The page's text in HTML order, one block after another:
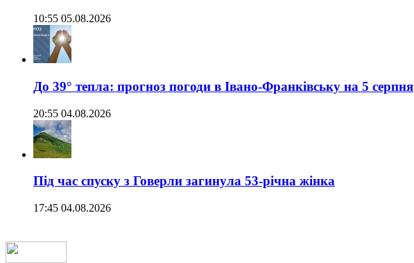
10:55 05.08.2026
До 39° тепла: прогноз погоди в Івано-Франківську на 5 серпня
20:55 04.08.2026
Під час спуску з Говерли загинула 53-річна жінка
17:45 04.08.2026